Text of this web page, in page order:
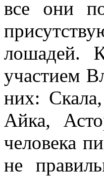
все они
лошадей.
участием
них:
Айка,
человека
не